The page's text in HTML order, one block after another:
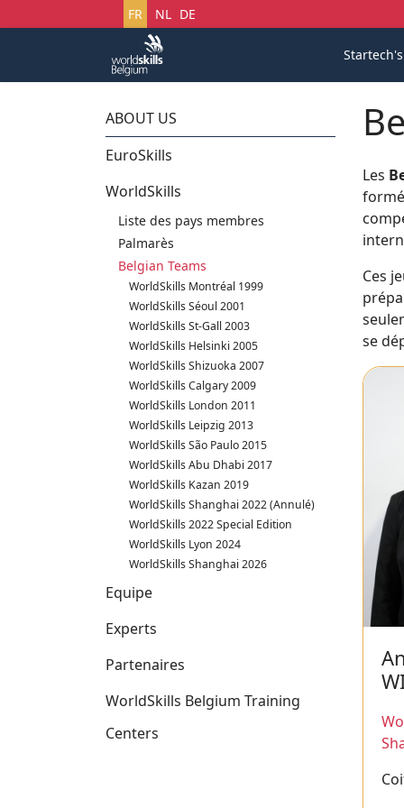
Sélectionnez votre langue
FR NL DE
ABOUT US
EuroSkills
WorldSkills
Liste des pays membres
Palmarès
Belgian Teams
WorldSkills Montréal 1999
WorldSkills Séoul 2001
WorldSkills St-Gall 2003
WorldSkills Helsinki 2005
WorldSkills Shizuoka 2007
WorldSkills Calgary 2009
WorldSkills London 2011
WorldSkills Leipzig 2013
WorldSkills São Paulo 2015
WorldSkills Abu Dhabi 2017
WorldSkills Kazan 2019
WorldSkills Shanghai 2022 (Annulé)
WorldSkills 2022 Special Edition
WorldSkills Lyon 2024
WorldSkills Shanghai 2026
Equipe
Experts
Partenaires
WorldSkills Belgium Training
Centers
Les
Ces
se